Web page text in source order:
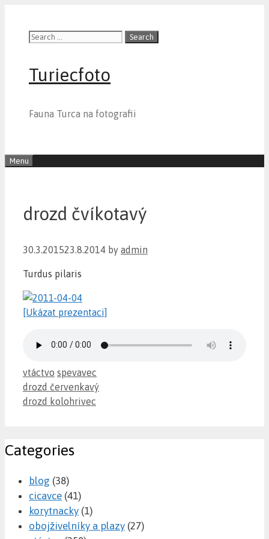
contentSearch
Turiecfoto
Fauna Turca na fotografii
Menu
drozd čvíkotavý
30.3.201523.8.2014 by admin
Turdus pilaris
[Ukázat prezentaci]
Categories
vtáctvo Tags
spevavec
drozd červenkavý
drozd kolohrivec
Categories
blog (38)
cicavce (41)
korytnacky (1)
obojživelníky a plazy (27)